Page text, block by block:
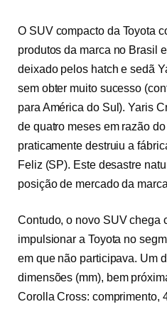
O SUV compacto da Toyota
produtos da marca no Brasil
deixado pelos hatch e sedã
sem obter muito sucesso
para América do Sul). Yaris
de quatro meses em razão
praticamente destruiu a
Feliz (SP). Este desastre
posição de mercado da
Contudo, o novo SUV chega
impulsionar a Toyota no
em que não participava. Um
dimensões (mm), bem
Corolla Cross: comprimento,